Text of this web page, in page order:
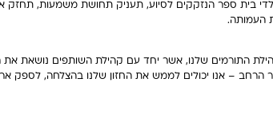
בית ספר הנזקקים לסיוע, תעניק תחושת משמעות,
העמותה.
התורמים שלנו, אשר יחד עם קהילת השותפים נושאת
הרחב – אנו יכולים לממש את החזון שלנו בהצלחה, לספק